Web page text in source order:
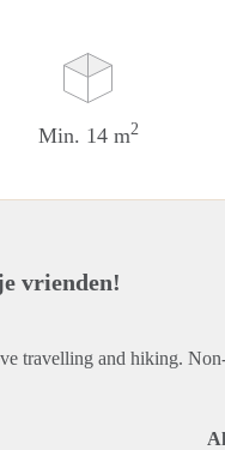
Min. 14 m2
vrienden!
travelling and hiking.